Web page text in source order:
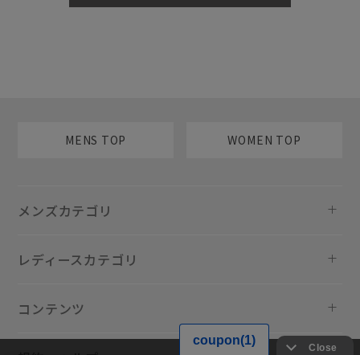
MENS TOP WOMEN TOP
メンズカテゴリ
レディースカテゴリ
コンテンツ